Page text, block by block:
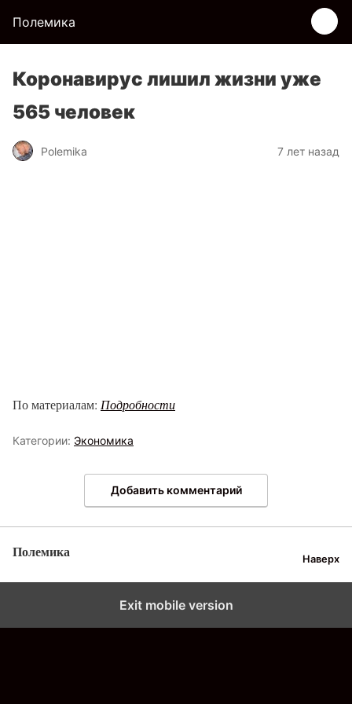
Полемика
Коронавирус лишил жизни уже
565 человек
Polemika 7 лет назад
По материалам: Подробности
Категории: Экономика
Добавить комментарий
Полемика Наверх
Exit mobile version